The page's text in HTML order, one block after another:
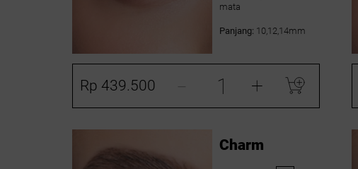
mata
Panjang: 10,12,14mm
Rp 439.500 +
Charm